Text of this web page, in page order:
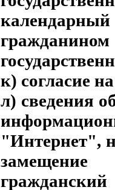
к) согласие
л) сведения
"Интернет",